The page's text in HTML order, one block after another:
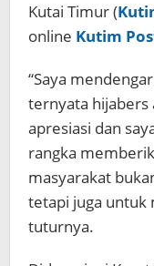
Kutai Timur (
online Kutim
“Saya
ternyata hijabers
apresiasi dan
rangka
masyarakat
tetapi juga untuk
tuturnya.